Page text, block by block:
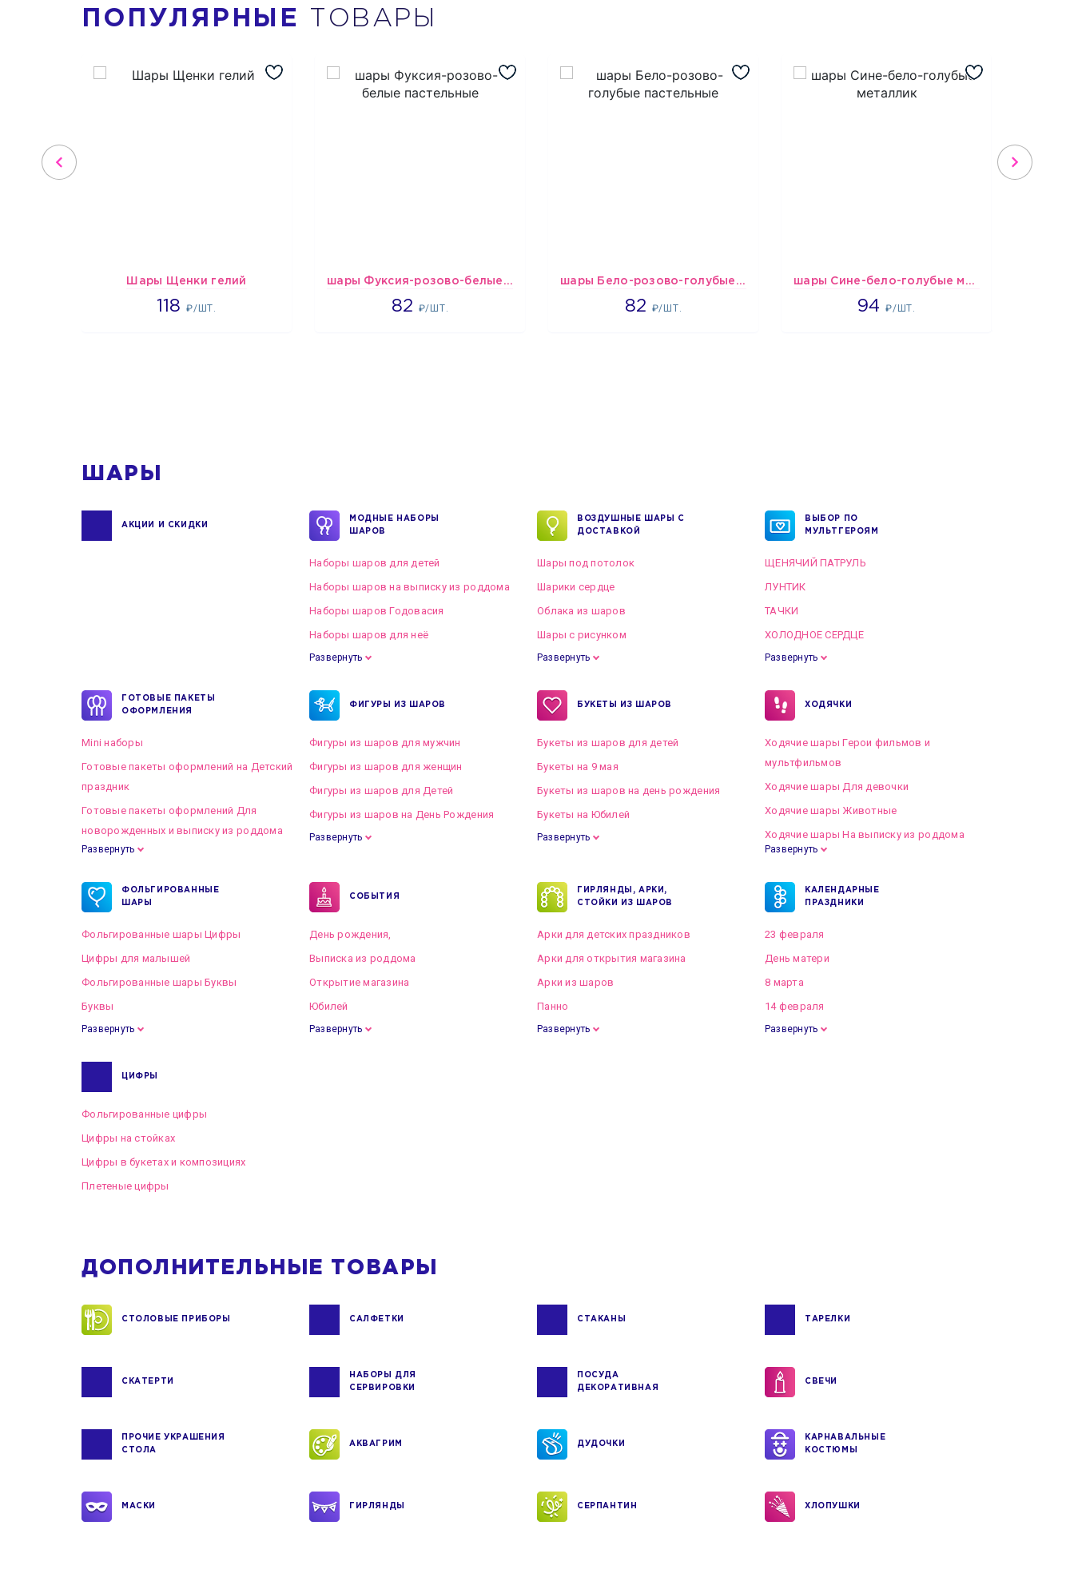
ПОПУЛЯРНЫЕ ТОВАРЫ
Шары Щенки гелий
118₽/ШТ.
1862 шары Фуксия-розово-белые пастельные
82 ₽/ШТ.
1637 шары Бело-розово-голубые пастельные
82 ₽/ШТ.
1637 шары Сине-бело-голубые металлик
94₽/ШТ.
1697
ШАРЫ
АКЦИИ И СКИДКИ
МОДНЫЕ НАБОРЫ
ШАРОВ
Наборы шаров для детей
Наборы шаров на выписку из роддома
Наборы шаров Годовасия
Наборы шаров для неё
Развернуть
ВОЗДУШНЫЕ ШАРЫ С
ДОСТАВКОЙ
Шары под потолок
Шарики сердце
Облака из шаров
Шары с рисунком
Развернуть
ВЫБОР ПО
МУЛЬТГЕРОЯМ
ЩЕНЯЧИЙ ПАТРУЛЬ
ЛУНТИК
ТАЧКИ
ХОЛОДНОЕ СЕРДЦЕ
Развернуть
ГОТОВЫЕ ПАКЕТЫ
ОФОРМЛЕНИЯ
Mini наборы
Готовые пакеты оформлений на Детский
праздник
Готовые пакеты оформлений Для
новорожденных и выписку из роддома
Готовые пакеты оформлений на Свадьбу
Развернуть
ФИГУРЫ ИЗ ШАРОВ
Фигуры из шаров для мужчин
Фигуры из шаров для женщин
Фигуры из шаров для Детей
Фигуры из шаров на День Рождения
Развернуть
БУКЕТЫ ИЗ ШАРОВ
Букеты из шаров для детей
Букеты на 9 мая
Букеты из шаров на день рождения
Букеты на Юбилей
Развернуть
ХОДЯЧКИ
Ходячие шары Герои фильмов и
мультфильмов
Ходячие шары Для девочки
Ходячие шары Животные
Ходячие шары На выписку из роддома
Развернуть
ФОЛЬГИРОВАННЫЕ
ШАРЫ
Фольгированные шары Цифры
Цифры для малышей
Фольгированные шары Буквы
Буквы
Развернуть
СОБЫТИЯ
День рождения,
Выписка из роддома
Открытие магазина
Юбилей
Развернуть
ГИРЛЯНДЫ, АРКИ,
СТОЙКИ ИЗ ШАРОВ
Арки для детских праздников
Арки для открытия магазина
Арки из шаров
Панно
Развернуть
КАЛЕНДАРНЫЕ
ПРАЗДНИКИ
23 февраля
День матери
8 марта
14 февраля
Развернуть
ЦИФРЫ
Фольгированные цифры
Цифры на стойках
Цифры в букетах и композициях
Плетеные цифры
ДОПОЛНИТЕЛЬНЫЕ ТОВАРЫ
СТОЛОВЫЕ ПРИБОРЫ САЛФЕТКИ СТАКАНЫ ТАРЕЛКИ
СКАТЕРТИ
НАБОРЫ ДЛЯ
СЕРВИРОВКИ
ПОСУДА
ДЕКОРАТИВНАЯ
СВЕЧИ
ПРОЧИЕ УКРАШЕНИЯ
СТОЛА
АКВАГРИМ ДУДОЧКИ
КАРНАВАЛЬНЫЕ
КОСТЮМЫ
МАСКИ ГИРЛЯНДЫ СЕРПАНТИН ХЛОПУШКИ